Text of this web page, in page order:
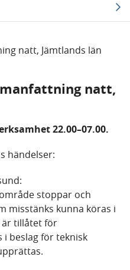
natt, Jämtlands län
natt,
22.00–07.00.
händelser:
stoppar och
misstänks kunna köras i
är tillåtet för
beslag för teknisk